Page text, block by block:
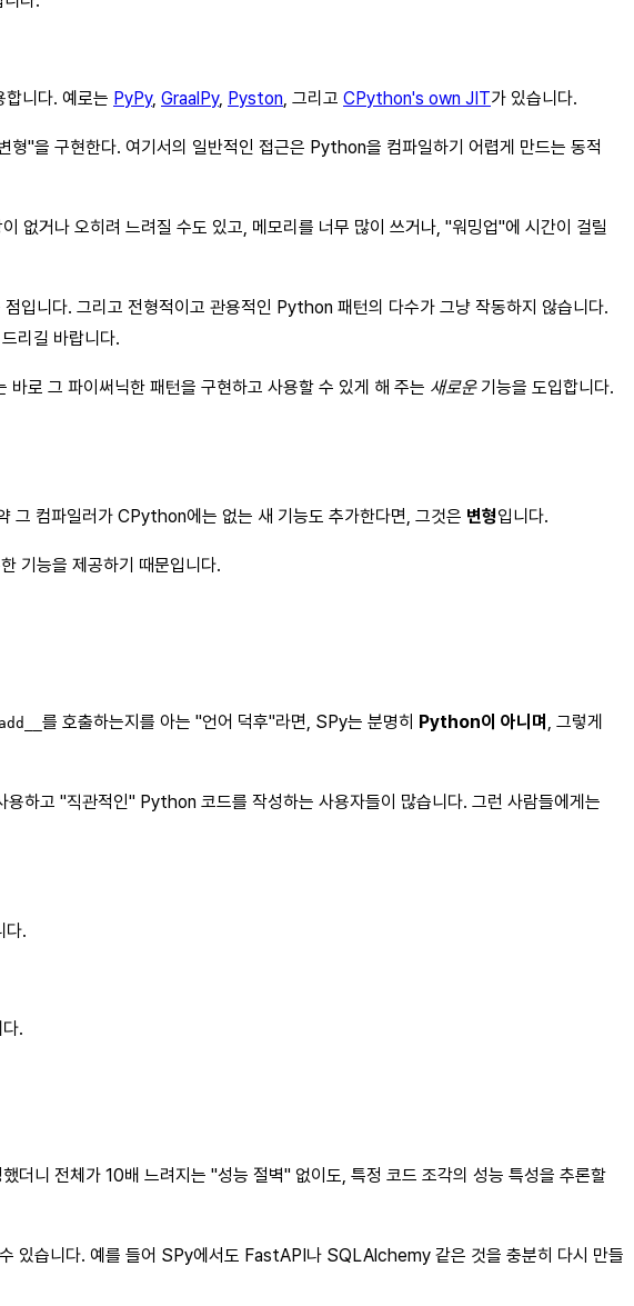
니다. 예로는 PyPy, GraalPy, Pyston , 그리고 CPython's own JIT가 있습니다.
을 구현한다. 여기서의 일반적인 접근은 Python을 컴파일하기 어렵게 만드는 동적
거나 오히려 느려질 수도 있고, 메모리를 너무 많이 쓰거나, "워밍업"에 시간이 걸릴
입니다. 그리고 전형적이고 관용적인 Python 패턴의 다수가 그냥 작동하지 않습니다.
리길 바랍니다.
로 그 파이써닉한 패턴을 구현하고 사용할 수 있게 해 주는 새로운기능을 도입합니다.
그 컴파일러가 CPython에는 없는 새 기능도 추가한다면, 그것은 변형입니다.
기능을 제공하기 때문입니다.
를 호출하는지를 아는 "언어 덕후"라면, SPy는 분명히 Python이 아니며
, 그렇게
하고 "직관적인" Python 코드를 작성하는 사용자들이 많습니다. 그런 사람들에게는
다.
.
더니 전체가 10배 느려지는 "성능 절벽" 없이도, 특정 코드 조각의 성능 특성을 추론할
있습니다. 예를 들어 SPy에서도 FastAPI나 SQLAlchemy 같은 것을 충분히 다시 만들